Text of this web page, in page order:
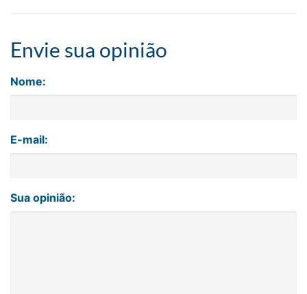
Envie sua opinião
Nome:
E-mail:
Sua opinião: